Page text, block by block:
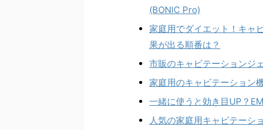
(BONIC Pro)
家庭用でダイエット！キャ
果が出る順番は？
市販のキャビテーションジ
家庭用のキャビテーション
一緒に使うと効き目UP？
人気の家庭用キャビテーシ